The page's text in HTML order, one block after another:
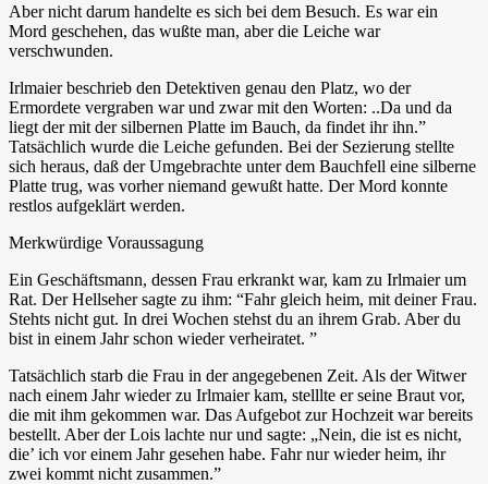
Aber nicht darum handelte es sich bei dem Besuch. Es war ein
Mord geschehen, das wußte man, aber die Leiche war
verschwunden.
Irlmaier beschrieb den Detektiven genau den Platz, wo der
Ermordete vergraben war und zwar mit den Worten: ..Da und da
liegt der mit der silbernen Platte im Bauch, da findet ihr ihn.”
Tatsächlich wurde die Leiche gefunden. Bei der Sezierung stellte
sich heraus, daß der Umgebrachte unter dem Bauchfell eine silberne
Platte trug, was vorher niemand gewußt hatte. Der Mord konnte
restlos aufgeklärt werden.
Merkwürdige Voraussagung
Ein Geschäftsmann, dessen Frau erkrankt war, kam zu Irlmaier um
Rat. Der Hellseher sagte zu ihm: “Fahr gleich heim, mit deiner Frau.
Stehts nicht gut. In drei Wochen stehst du an ihrem Grab. Aber du
bist in einem Jahr schon wieder verheiratet. ”
Tatsächlich starb die Frau in der angegebenen Zeit. Als der Witwer
nach einem Jahr wieder zu Irlmaier kam, stelllte er seine Braut vor,
die mit ihm gekommen war. Das Aufgebot zur Hochzeit war bereits
bestellt. Aber der Lois lachte nur und sagte: „Nein, die ist es nicht,
die’ ich vor einem Jahr gesehen habe. Fahr nur wieder heim, ihr
zwei kommt nicht zusammen.”